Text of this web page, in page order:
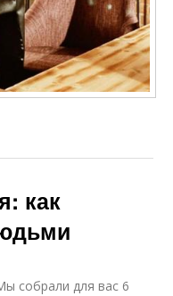
как
собрали для вас 6